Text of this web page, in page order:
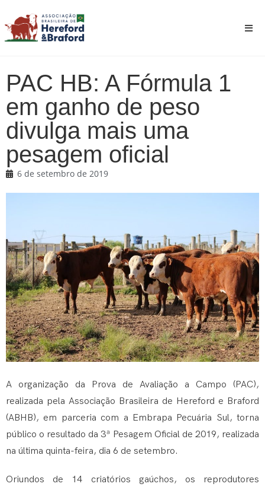
PAC HB: A Fórmula 1
em ganho de peso
divulga mais uma
pesagem oficial
6 de setembro de 2019
A organização da Prova de Avaliação a Campo (PAC),
realizada pela Associação Brasileira de Hereford e Braford
(ABHB), em parceria com a Embrapa Pecuária Sul, torna
público o resultado da 3ª Pesagem Oficial de 2019, realizada
na última quinta-feira, dia 6 de setembro.
Oriundos de 14 criatórios gaúchos, os reprodutores